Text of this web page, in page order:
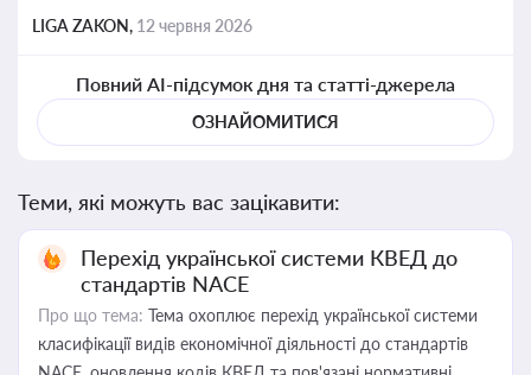
LIGA ZAKON, 12 червня 2026
Повний AI-підсумок дня та статті-джерела
ОЗНАЙОМИТИСЯ
Теми, які можуть вас зацікавити:
Перехід української системи КВЕД до
стандартів NACE
Про що тема: Тема охоплює перехід української системи
класифікації видів економічної діяльності до стандартів